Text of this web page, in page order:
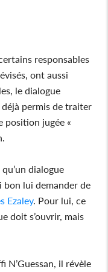
responsables
ont aussi
le dialogue
permis de traiter
position jugée «
dialogue
bon lui demander de
Ezaley. Pour lui, ce
doit s’ouvrir, mais
N’Guessan, il révèle